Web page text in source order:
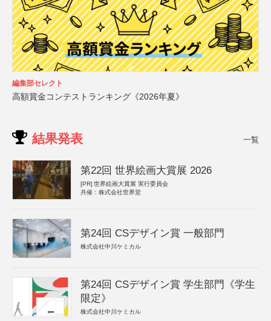
編集部セレクト
高額賞金コンテストランキング《2026年夏》
結果発表 一覧
第22回 世界絵画大賞展 2026
[PR] 世界絵画大賞展 実行委員会
共催：株式会社世界堂
第24回 CSデザイン賞 一般部門
株式会社中川ケミカル
第24回 CSデザイン賞 学生部門《学生
限定》
株式会社中川ケミカル